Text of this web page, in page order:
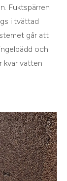
Fuktspärren
i tvättad
går att
och
kvar vatten